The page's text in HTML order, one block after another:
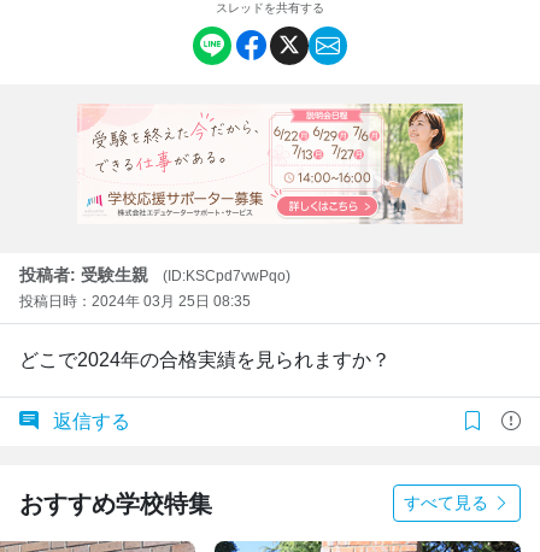
スレッドを共有する
投稿者: 受験生親
(ID:KSCpd7vwPqo)
投稿日時：2024年 03月 25日 08:35
どこで2024年の合格実績を見られますか？
返信する
おすすめ学校特集 すべて見る